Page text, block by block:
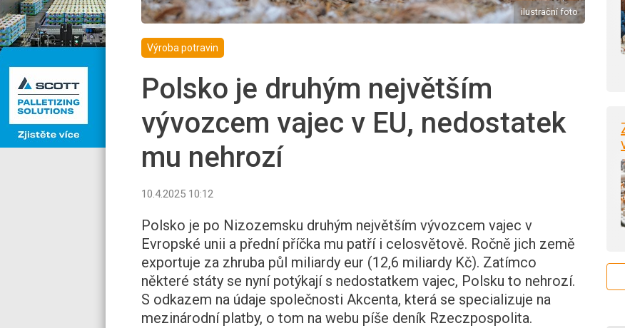
ilustrační foto
Výroba potravin
Polsko je druhým největším
vývozcem vajec v EU, nedostatek
mu nehrozí
10.4.2025 10:12
Polsko je po Nizozemsku druhým největším vývozcem vajec v
Evropské unii a přední příčka mu patří i celosvětově. Ročně jich země
exportuje za zhruba půl miliardy eur (12,6 miliardy Kč). Zatímco
některé státy se nyní potýkají s nedostatkem vajec, Polsku to nehrozí.
S odkazem na údaje společnosti Akcenta, která se specializuje na
mezinárodní platby, o tom na webu píše deník Rzeczpospolita.